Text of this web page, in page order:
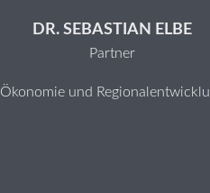
DR. SEBASTIAN ELBE
Partner
Ökonomie und